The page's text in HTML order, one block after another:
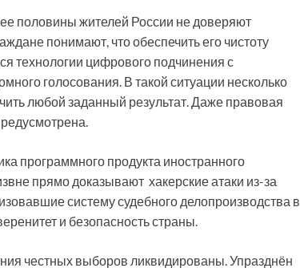
половины жителей России не доверяют
понимают, что обеспечить его чистоту
технологии цифрового подчинения с
голосования. В такой ситуации несколько
любой заданный результат. Даже правовая
программного продукта иностранного
прямо доказывают хакерские атаки из-за
систему судебного делопроизводства в
и безопасность страны.
честных выборов ликвидированы. Упразднён